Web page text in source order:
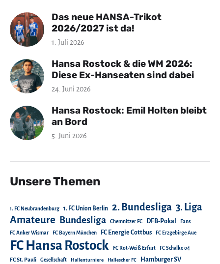
Das neue HANSA-Trikot
2026/2027 ist da!
1. Juli 2026
Hansa Rostock & die WM 2026:
Diese Ex-Hanseaten sind dabei
24. Juni 2026
Hansa Rostock: Emil Holten bleibt
an Bord
5. Juni 2026
Unsere Themen
1. FC Neubrandenburg 1. FC Union Berlin 2. Bundesliga 3. Liga
Amateure Bundesliga Chemnitzer FC DFB-Pokal Fans
FC Anker Wismar FC Bayern München FC Energie Cottbus FC Erzgebirge Aue
FC Hansa Rostock FC Rot-Weiß Erfurt FC Schalke 04
FC St. Pauli Gesellschaft Hallenturniere Hallescher FC Hamburger SV